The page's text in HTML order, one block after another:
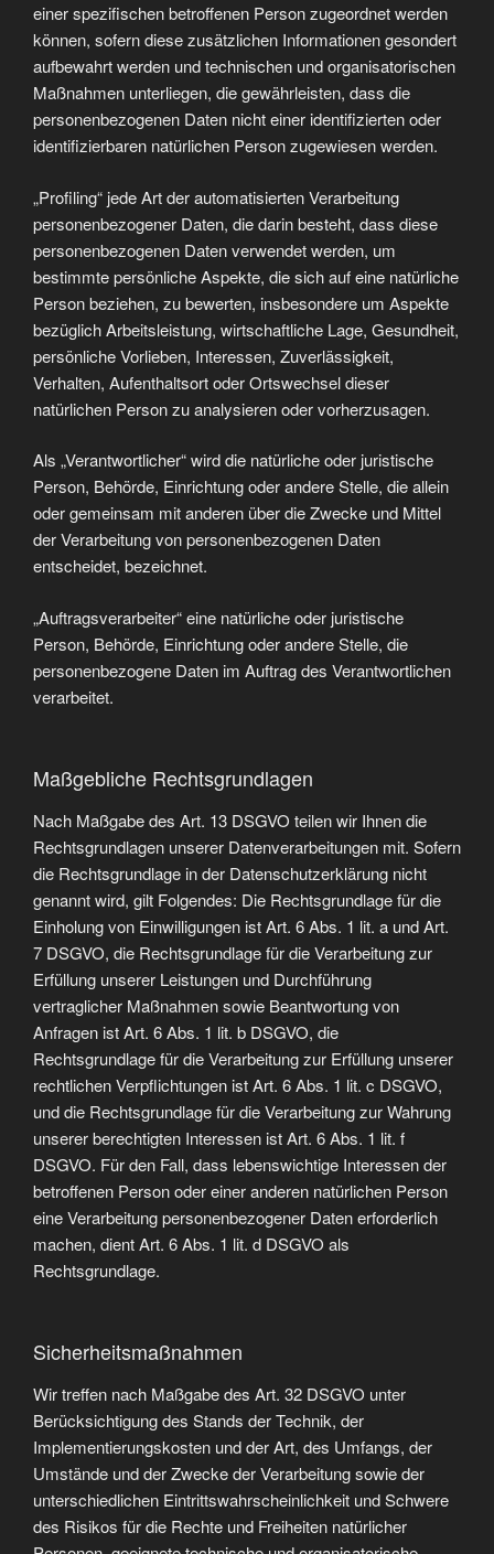
einer spezifischen betroffenen Person zugeordnet werden
können, sofern diese zusätzlichen Informationen gesondert
aufbewahrt werden und technischen und organisatorischen
Maßnahmen unterliegen, die gewährleisten, dass die
personenbezogenen Daten nicht einer identifizierten oder
identifizierbaren natürlichen Person zugewiesen werden.
„Profiling“ jede Art der automatisierten Verarbeitung
personenbezogener Daten, die darin besteht, dass diese
personenbezogenen Daten verwendet werden, um
bestimmte persönliche Aspekte, die sich auf eine natürliche
Person beziehen, zu bewerten, insbesondere um Aspekte
bezüglich Arbeitsleistung, wirtschaftliche Lage, Gesundheit,
persönliche Vorlieben, Interessen, Zuverlässigkeit,
Verhalten, Aufenthaltsort oder Ortswechsel dieser
natürlichen Person zu analysieren oder vorherzusagen.
Als „Verantwortlicher“ wird die natürliche oder juristische
Person, Behörde, Einrichtung oder andere Stelle, die allein
oder gemeinsam mit anderen über die Zwecke und Mittel
der Verarbeitung von personenbezogenen Daten
entscheidet, bezeichnet.
„Auftragsverarbeiter“ eine natürliche oder juristische
Person, Behörde, Einrichtung oder andere Stelle, die
personenbezogene Daten im Auftrag des Verantwortlichen
verarbeitet.
Maßgebliche Rechtsgrundlagen
Nach Maßgabe des Art. 13 DSGVO teilen wir Ihnen die
Rechtsgrundlagen unserer Datenverarbeitungen mit. Sofern
die Rechtsgrundlage in der Datenschutzerklärung nicht
genannt wird, gilt Folgendes: Die Rechtsgrundlage für die
Einholung von Einwilligungen ist Art. 6 Abs. 1 lit. a und Art.
7 DSGVO, die Rechtsgrundlage für die Verarbeitung zur
Erfüllung unserer Leistungen und Durchführung
vertraglicher Maßnahmen sowie Beantwortung von
Anfragen ist Art. 6 Abs. 1 lit. b DSGVO, die
Rechtsgrundlage für die Verarbeitung zur Erfüllung unserer
rechtlichen Verpflichtungen ist Art. 6 Abs. 1 lit. c DSGVO,
und die Rechtsgrundlage für die Verarbeitung zur Wahrung
unserer berechtigten Interessen ist Art. 6 Abs. 1 lit. f
DSGVO. Für den Fall, dass lebenswichtige Interessen der
betroffenen Person oder einer anderen natürlichen Person
eine Verarbeitung personenbezogener Daten erforderlich
machen, dient Art. 6 Abs. 1 lit. d DSGVO als
Rechtsgrundlage.
Sicherheitsmaßnahmen
Wir treffen nach Maßgabe des Art. 32 DSGVO unter
Berücksichtigung des Stands der Technik, der
Implementierungskosten und der Art, des Umfangs, der
Umstände und der Zwecke der Verarbeitung sowie der
unterschiedlichen Eintrittswahrscheinlichkeit und Schwere
des Risikos für die Rechte und Freiheiten natürlicher